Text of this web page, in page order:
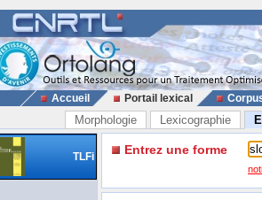
Accueil Portail lexical
Morphologie Lexicographie
TLFi Entrez une forme